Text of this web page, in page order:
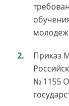
Приказ
№ 1155